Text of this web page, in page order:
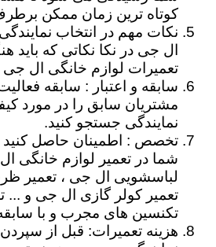
کوتاه ترین زمان ممکن
نکات مهم در انتخاب
ال جی در نکا نکاتی که باید
تعمیرات لوازم خانگی ال جی
سابقه و اعتبار : سابقه
مشتریان سابق را در مورد
نمایندگی جستجو کنید.
تخصص : اطمینان حاصل کنید
شما در تعمیر لوازم خانگی
لباسشویی ال جی ، تعمیر
تعمیر کولر گازی ال جی و ...
تکنسین های مجرب و با
هزینه تعمیرات: قبل از